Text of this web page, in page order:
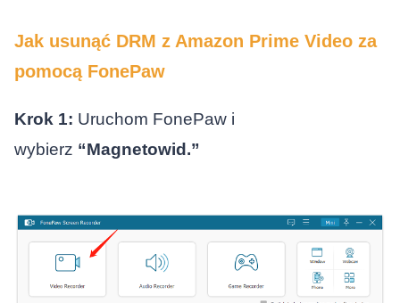
Jak usunąć DRM z Amazon Prime Video za
pomocą FonePaw
Krok 1: Uruchom FonePaw i
wybierz “Magnetowid.”